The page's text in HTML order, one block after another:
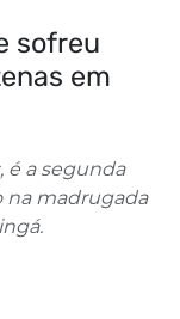
sofreu
em
é a segunda
na madrugada